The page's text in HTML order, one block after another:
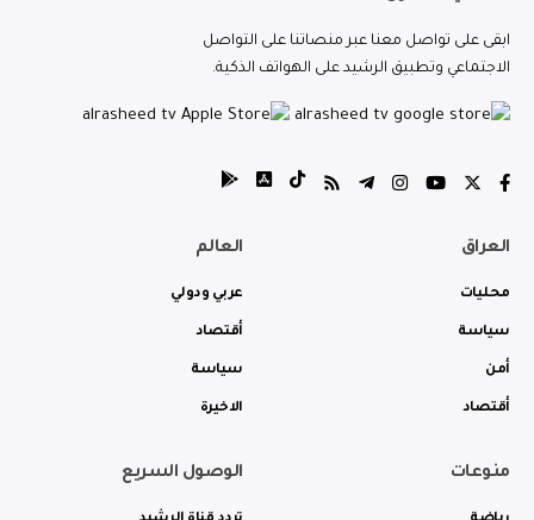
ابقى على تواصل معنا عبر منصاتنا على التواصل
الاجتماعي وتطبيق الرشيد على الهواتف الذكية.
العراق
محليات
سياسة
أمن
أقتصاد
العالم
عربي ودولي
أقتصاد
سياسة
الاخيرة
منوعات الوصول السريع